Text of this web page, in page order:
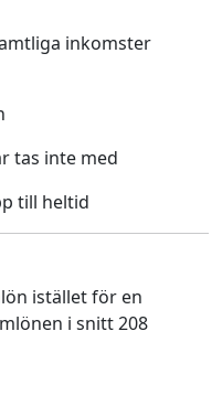
inkomster
tas inte med
till heltid
istället för en
i snitt 208